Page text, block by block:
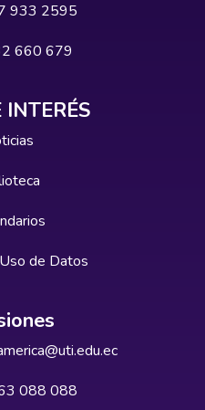
933 2595
660 679
INTERÉS
de Datos
088 088